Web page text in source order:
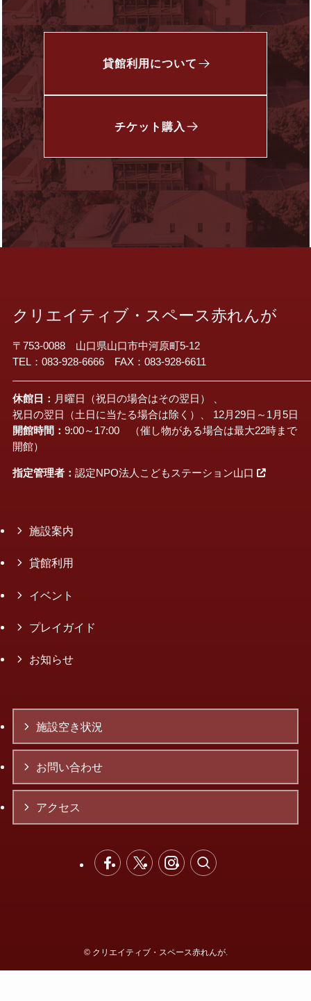
貸館利用について
チケット 購入
クリエイティブ・スペース赤れんが
〒753-0088 山口県山口市中河原町5-12
TEL：083-928-6666 FAX：083-928-6611
休館日： 月曜日（祝日の場合はその翌日） 、
祝日の翌日（土日に当たる場合は除く）、 12月29日～1月5日
開館時間： 9:00～17:00 （催し物がある場合は最大22時まで
開館）
指定管理者： 認定NPO法人こどもステーション山口
施設案内
貸館利用
イベント
プレイガイド
お知らせ
施設空き状況
お問い合わせ
アクセス
©クリエイティブ・スペース赤れんが.